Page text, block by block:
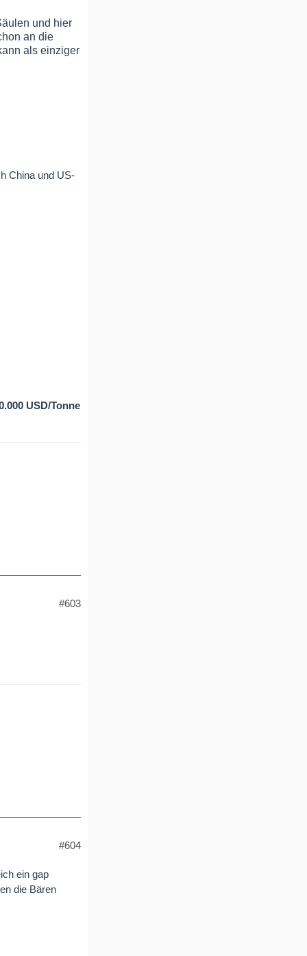
und hier
an die
als einziger
China und US-
USD/Tonne
#603
#604
ein gap
die Bären